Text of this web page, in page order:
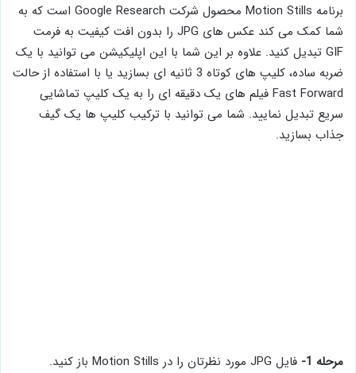
برنامه Motion Stills محصول شرکت Google Research است که به
شما کمک می کند عکس های JPG را بدون افت کیفیت به فرمت
GIF تبدیل کنید. علاوه بر این شما با این اپلیکیشن می توانید با یک
ضربه ساده، کلیپ های کوتاه 3 ثانیه ای بسازید یا با استفاده از حالت
Fast Forward فیلم های یک دقیقه ای را به یک کلیپ تماشایی
سریع تبدیل نمایید. شما می توانید با ترکیب کلیپ ها یک گیف
جذاب بسازید.
مرحله 1- فایل JPG مورد نظرتان را در Motion Stills باز کنید.